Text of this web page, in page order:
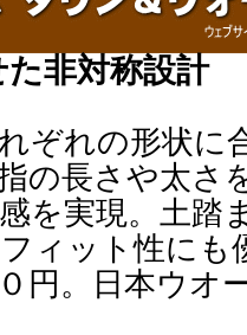
非対称設計
ぞれの形状に
の長さや太さ
を実現。土踏
ィット性にも
円。日本ウオ